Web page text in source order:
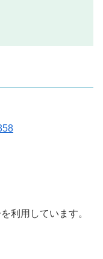
利用しています。